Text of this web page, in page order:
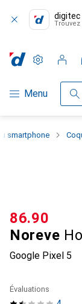
digitec
Navigation par
Menu
Paramètres
Compte
Listes de
Listes
Panier
smartphone
Noreve
Google Pixel 5
CHF
86.90
Évaluations